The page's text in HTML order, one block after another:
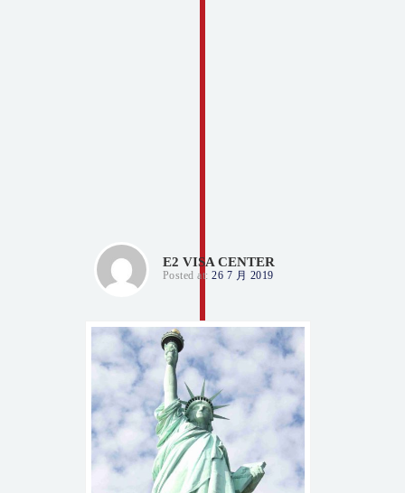
E2 VISA CENTER
Posted at:26 7 月 2019